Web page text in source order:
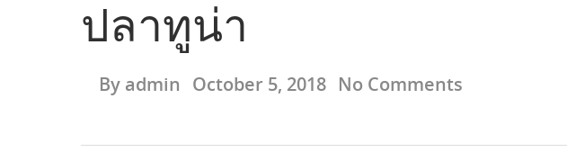
ปลาทูน่า
By admin October 5, 2018 No Comments